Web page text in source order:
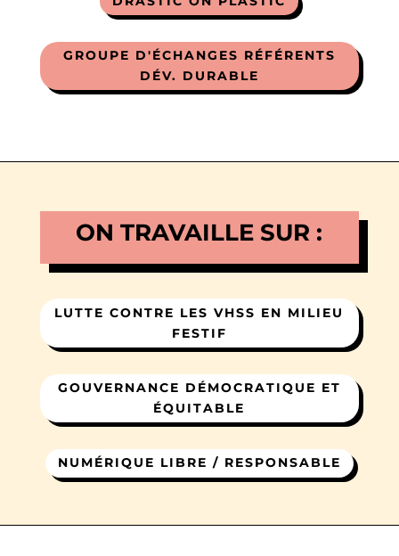
GROUPE D'ÉCHANGES RÉFÉRENTS
DÉV. DURABLE
ON TRAVAILLE SUR :
LUTTE CONTRE LES VHSS EN MILIEU
FESTIF
GOUVERNANCE DÉMOCRATIQUE ET
ÉQUITABLE
NUMÉRIQUE LIBRE / RESPONSABLE